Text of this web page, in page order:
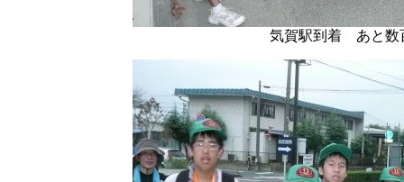
気賀駅到着 あと数